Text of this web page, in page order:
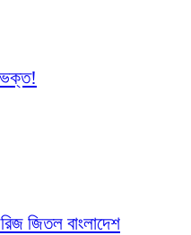
ভক্ত!
জিতল বাংলাদেশ